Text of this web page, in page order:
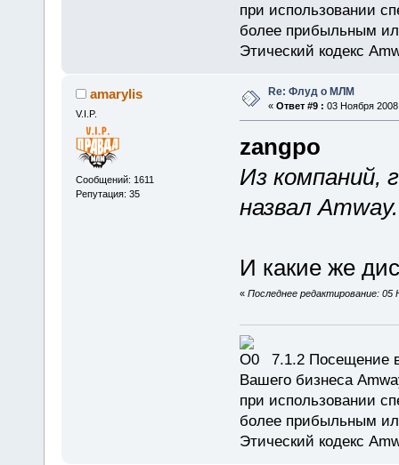
при использовании
более прибыльным
Этический кодекс
amarylis
V.I.P.
Сообщений: 1611
Репутация: 35
Re: Флуд о МЛМ
« Ответ #9 : 03 Ноября
zangpo
Из компаний,
назвал Amway.
И какие же
« Последнее редактирование: 05
7.1.2 Посещение
Вашего бизнеса
при использовании
более прибыльным
Этический кодекс